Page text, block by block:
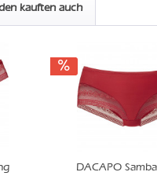
kauften auch
DACAPO